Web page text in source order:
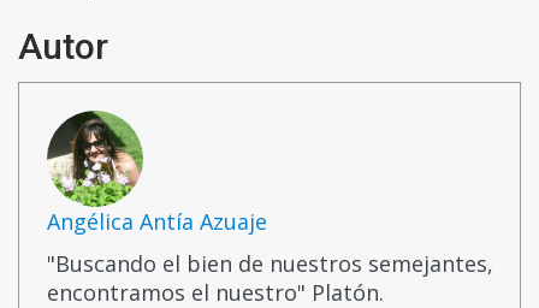
Autor
Angélica Antía Azuaje
"Buscando el bien de nuestros semejantes,
encontramos el nuestro" Platón.